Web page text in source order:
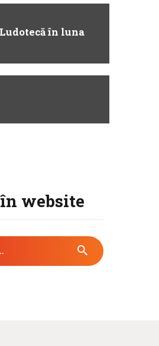
în luna
website